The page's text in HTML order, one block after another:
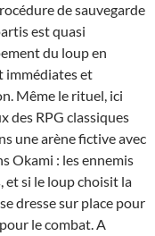
de sauvegarde
est quasi
du loup en
immédiates et
Même le rituel, ici
des RPG classiques
une arène fictive avec
Okami : les ennemis
et si le loup choisit la
dresse sur place pour
le combat. A